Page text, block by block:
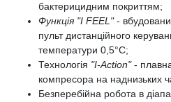
бактерицидним покриттям;
Функція "I FEEL"-
пульт дистанційного
температури 0,5°C;
Технологія "I-Action"- плавна
компресора на наднизьких
Безперебійна робота в